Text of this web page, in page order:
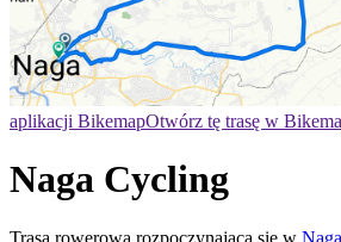
aplikacji BikemapOtwórz tę trasę w
Naga Cycling
Trasa rowerowa rozpoczynająca się w